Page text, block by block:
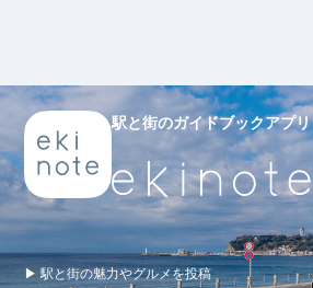
駅と街のガイドブックアプリ
▶ 駅と街の魅力やグルメを投稿